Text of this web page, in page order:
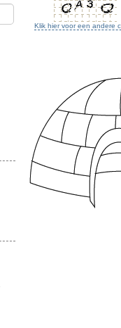
Klik hier voor een andere